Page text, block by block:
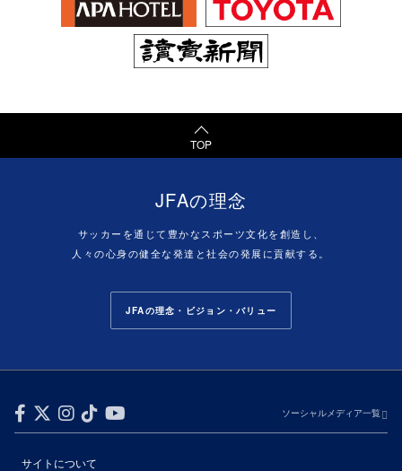
TOP
JFAの理念
サッカーを通じて豊かなスポーツ文化を創造し、
人々の心身の健全な発達と社会の発展に貢献する。
JFAの理念・ビジョン・バリュー
ソーシャルメディア一覧
サイトについて